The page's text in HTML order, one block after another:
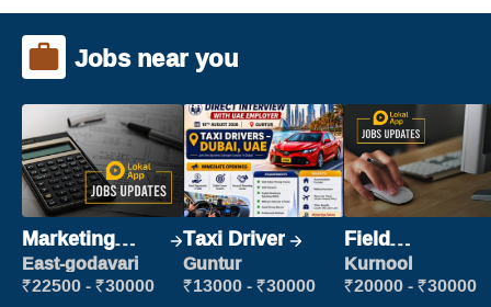
Jobs near you
Marketing
Executive
East-godavari
₹22500 - ₹30000
Taxi Driver
Guntur
₹13000 - ₹30000
Field
Marketing
Executive
Kurnool
₹20000 - ₹30000